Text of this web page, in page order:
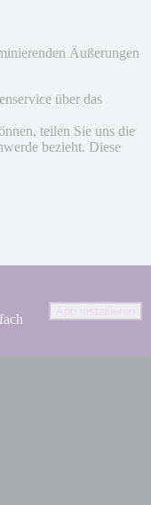
Äußerungen
über das
teilen Sie uns die
bezieht. Diese